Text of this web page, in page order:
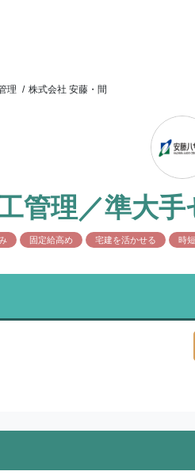
理 / 株式会社 安藤・間
工管理／準大
固定給高め 宅建を活かせる 時